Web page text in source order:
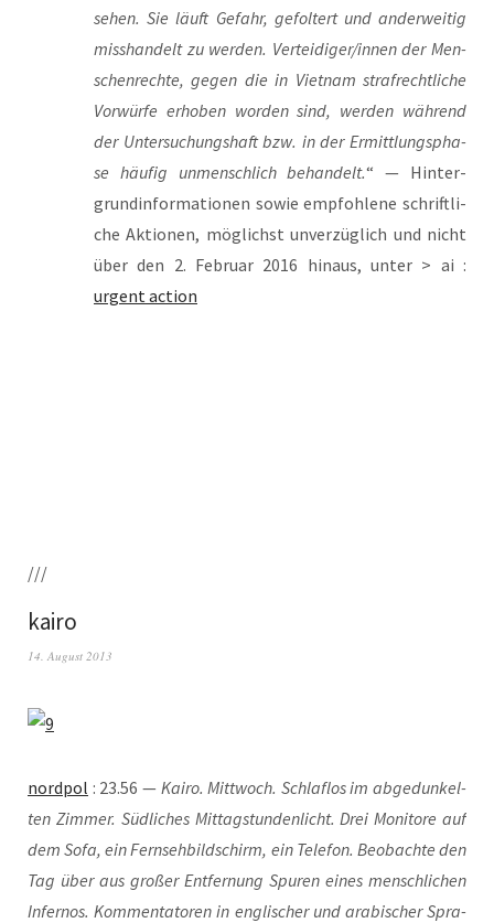
sehen. Sie läuft Gefahr, gefol­tert und ander­wei­tig
miss­han­delt zu wer­den. Verteidiger/innen der Men­
schen­rech­te, gegen die in Viet­nam straf­recht­li­che
Vor­wür­fe erho­ben wor­den sind, wer­den wäh­rend
der Unter­su­chungs­haft bzw. in der Ermitt­lungs­pha­
se häu­fig unmensch­lich behan­delt.“ — Hin­ter­
grund­in­for­ma­tio­nen sowie emp­foh­le­ne schrift­li­
che Aktio­nen, mög­lichst unver­züg­lich und nicht
über den 2. Febru­ar 2016 hin­aus, unter > ai :
urgent action
///
kairo
14. August 2013
nord­pol : 23.56 — Kai­ro. Mitt­woch. Schlaf­los im abge­dun­kel­
ten Zim­mer. Süd­li­ches Mit­tag­stun­den­licht. Drei Moni­to­re auf
dem Sofa, ein Fern­seh­bild­schirm, ein Tele­fon. Beob­ach­te den
Tag über aus gro­ßer Ent­fer­nung Spu­ren eines mensch­li­chen
Infer­nos. Kom­men­ta­to­ren in eng­li­scher und ara­bi­scher Spra­